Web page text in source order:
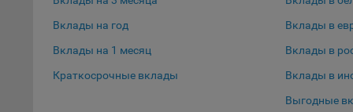
9.5.
Вклады на год
Вклады на 1 месяц
Краткосрочные вклады
Вклады в
Вклады в
Вклады в
Выгодные